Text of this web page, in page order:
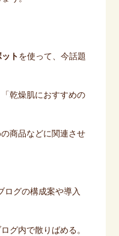
ト を使って、今話題
乾燥肌におすすめの
商品などに関連させ
ログの構成案や導入
グ内で散りばめる。